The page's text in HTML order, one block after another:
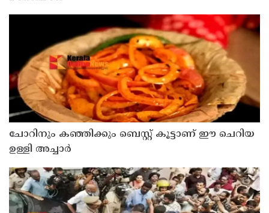
ചോറിനും കഞ്ഞിക്കും ബെസ്റ്റ് കൂട്ടാണ് ഈ ചെറിയ
ഉള്ളി അച്ചാർ